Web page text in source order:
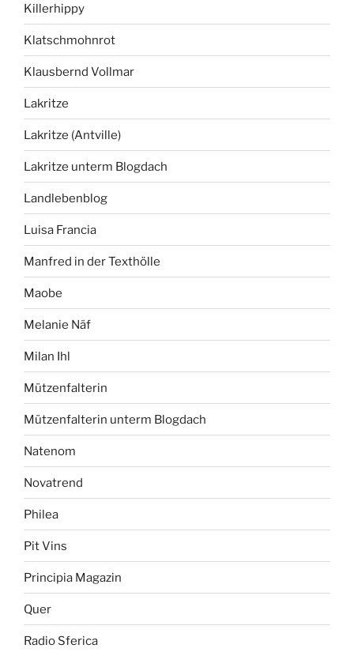
Killerhippy
Klatschmohnrot
Klausbernd Vollmar
Lakritze
Lakritze (Antville)
Lakritze unterm Blogdach
Landlebenblog
Luisa Francia
Manfred in der Texthölle
Maobe
Melanie Näf
Milan Ihl
Mützenfalterin
Mützenfalterin unterm Blogdach
Natenom
Novatrend
Philea
Pit Vins
Principia Magazin
Quer
Radio Sferica